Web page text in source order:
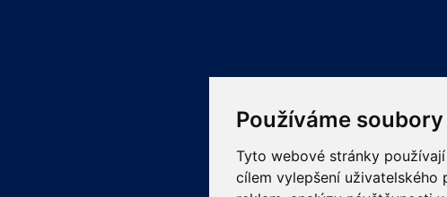
Používáme
Tyto webové stránky
cílem vylepšení uživatelského